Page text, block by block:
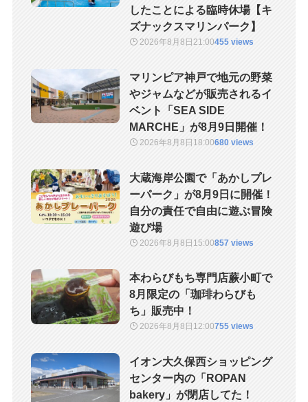
したことによる臨時休場【キ
ズナックスマリンパーク】
2026年8月8日 21:00455 views
マリンピア神戸で地元の野菜
やジャムなどが販売されるイ
ベント「SEA SIDE
MARCHE」が8月9日開催！
2026年8月8日 18:00680 views
大蔵海岸公園で「あかしプレ
ーパーク」が8月9日に開催！
自分の責任で自由に遊ぶ冒険
遊び場
2026年8月8日 15:00857 views
本わらびもち専門店蕨小町で
8月限定の「珈琲わらびも
ち」販売中！
2026年8月8日 12:00755 views
イオン大久保西ショッピング
センター内の「ROPAN
bakery」が閉店してた！